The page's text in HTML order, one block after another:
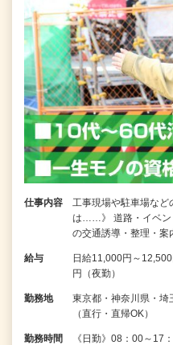
仕事内容
工事現場や駐車場など
は……》 道路・イベン
の交通誘導・整理・案
給与
日給11,000円～
円（夜勤）
勤務地
東京都・神奈川県・
（直行・直帰OK）
勤務時間
《日勤》08：00～